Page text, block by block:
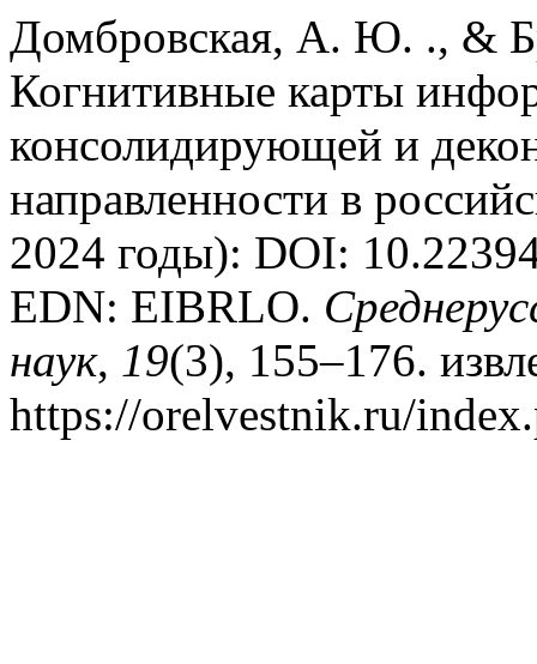
Домбровская, А. Ю. ., &
Когнитивные карты
консолидирующей и
направленности в
2024 годы): DOI:
EDN: EIBRLO.
наук, 19(3), 155–176.
https://orelvestnik.ru/